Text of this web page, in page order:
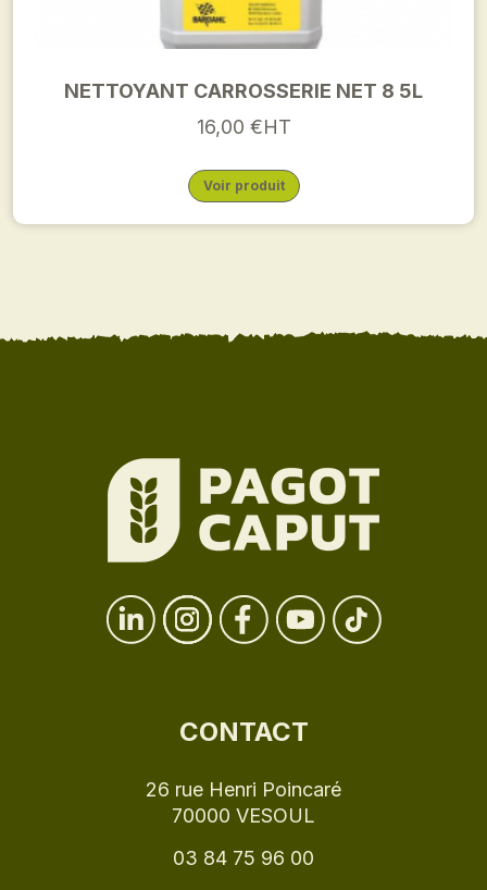
NETTOYANT CARROSSERIE NET 8 5L
16,00 €HT
Voir produit
CONTACT
26 rue Henri Poincaré
70000 VESOUL
03 84 75 96 00